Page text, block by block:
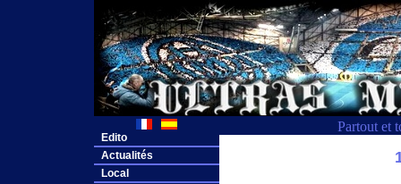
Partout et
Edito
Actualités
Local